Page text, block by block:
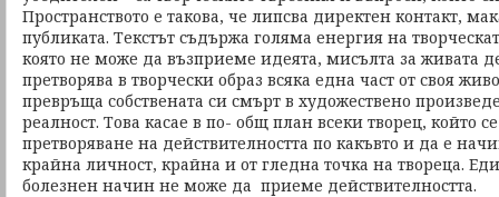
Пространството е такова, че липсва директен контакт,
публиката. Текстът съдържа голяма енергия на
която не може да възприеме идеята, мисълта за живата
претворява в творчески образ всяка една част от своя
превръща собствената си смърт в художествено
реалност. Това касае в по- общ план всеки творец, който
претворяване на действителността по какъвто и да е
крайна личност, крайна и от гледна точка на твореца.
болезнен начин не може да приеме действителността.